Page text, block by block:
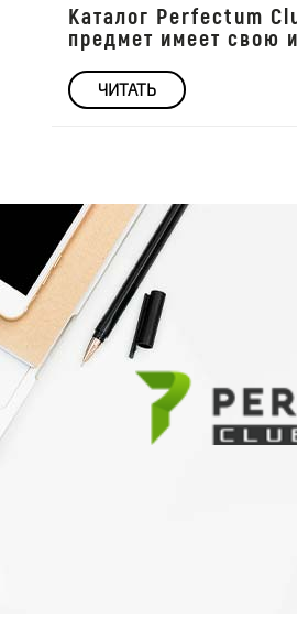
Каталог Perfectum
предмет имеет свою
ЧИТАТЬ